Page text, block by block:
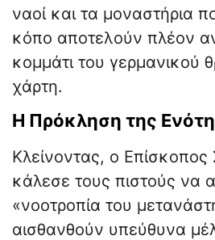
ναοί και τα μοναστήρια
κόπο αποτελούν πλέον
κομμάτι του γερμανικού
χάρτη.
Η Πρόκληση της
Κλείνοντας, ο Επίσκοπος
κάλεσε τους πιστούς να
«νοοτροπία του
αισθανθούν υπεύθυνα